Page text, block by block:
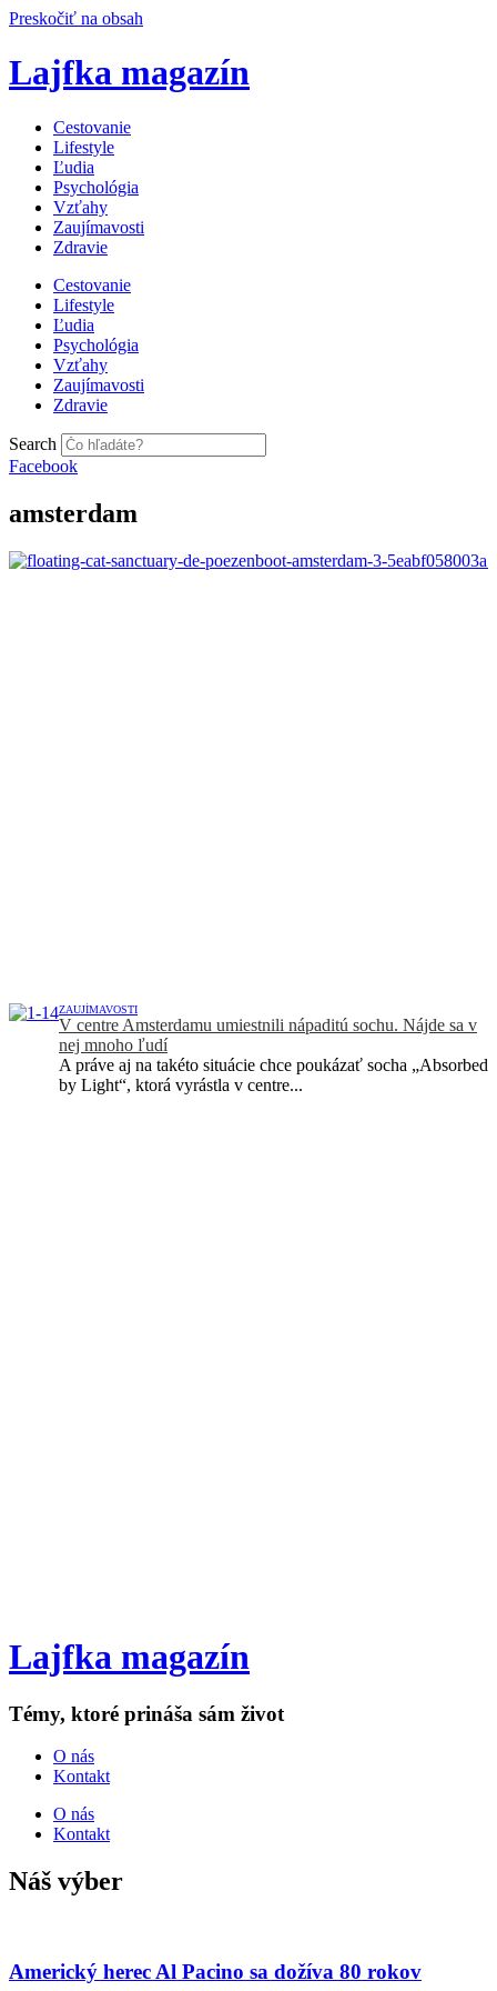
Preskočiť na obsah
Lajfka magazín
Cestovanie
Lifestyle
Ľudia
Psychológia
Vzťahy
Zaujímavosti
Zdravie
Cestovanie
Lifestyle
Ľudia
Psychológia
Vzťahy
Zaujímavosti
Zdravie
Search
Facebook
amsterdam
ZAUJÍMAVOSTI
V centre Amsterdamu umiestnili nápaditú sochu. Nájde sa v
nej mnoho ľudí
A práve aj na takéto situácie chce poukázať socha „Absorbed
by Light“, ktorá vyrástla v centre...
Lajfka magazín
Témy, ktoré prináša sám život
O nás
Kontakt
O nás
Kontakt
Náš výber
Americký herec Al Pacino sa dožíva 80 rokov